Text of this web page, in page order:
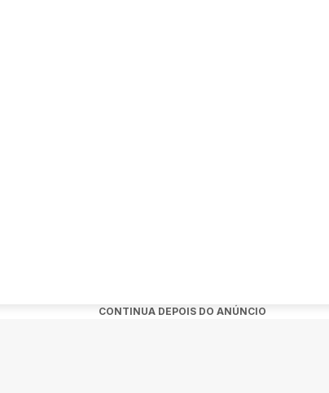
CONTINUA DEPOIS DO ANÚNCIO